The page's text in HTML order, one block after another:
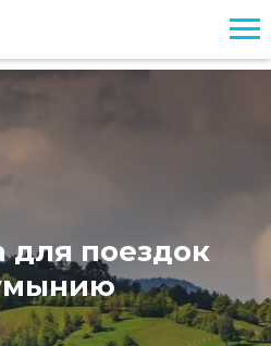
для поездок